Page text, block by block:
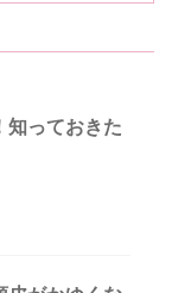
知っておきた